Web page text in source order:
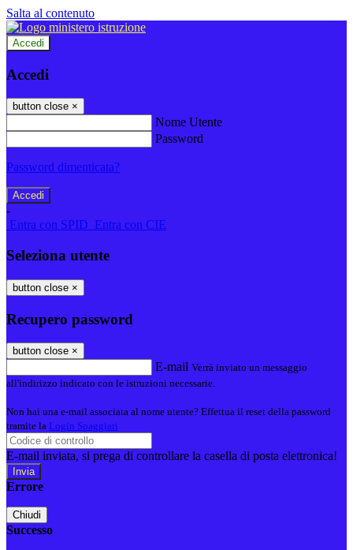
Salta al contenuto
Accedi
Accedi
button close ×
Nome Utente
Password
Password dimenticata?
-
Entra con SPID Entra con CIE
Seleziona utente
button close ×
Recupero password
button close ×
E-mail Verrà inviato un messaggio
all'indirizzo indicato con le istruzioni necessarie.
Non hai una e-mail associata al nome utente? Effettua il reset della password
tramite la Login Spaggiari
E-mail inviata, si prega di controllare la casella di posta elettronica!
Errore
Chiudi
Successo